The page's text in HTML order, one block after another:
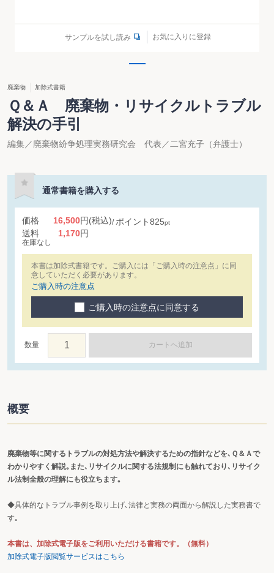
サンプルを試し読み お気に入りに登録
廃棄物 加除式書籍
Ｑ＆Ａ 廃棄物・リサイクルトラブル
解決の手引
編集／廃棄物紛争処理実務研究会 代表／二宮充子（弁護士）
通常書籍を購入する
価格 16,500円(税込) ポイント825pt
送料 1,170円
在庫なし
本書は加除式書籍です。ご購入には「ご購入時の注意点」に同
意していただく必要があります。
ご購入時の注意点
ご購入時の注意点に同意する
数量 カートへ追加
概要
廃棄物等に関するトラブルの対処方法や解決するための指針などを､Ｑ＆Ａで
わかりやすく解説｡また､リサイクルに関する法規制にも触れており､リサイク
ル法制全般の理解にも役立ちます｡
◆具体的なトラブル事例を取り上げ､法律と実務の両面から解説した実務書で
す｡
本書は、加除式電子版をご利用いただける書籍です。（無料）
加除式電子版閲覧サービスはこちら